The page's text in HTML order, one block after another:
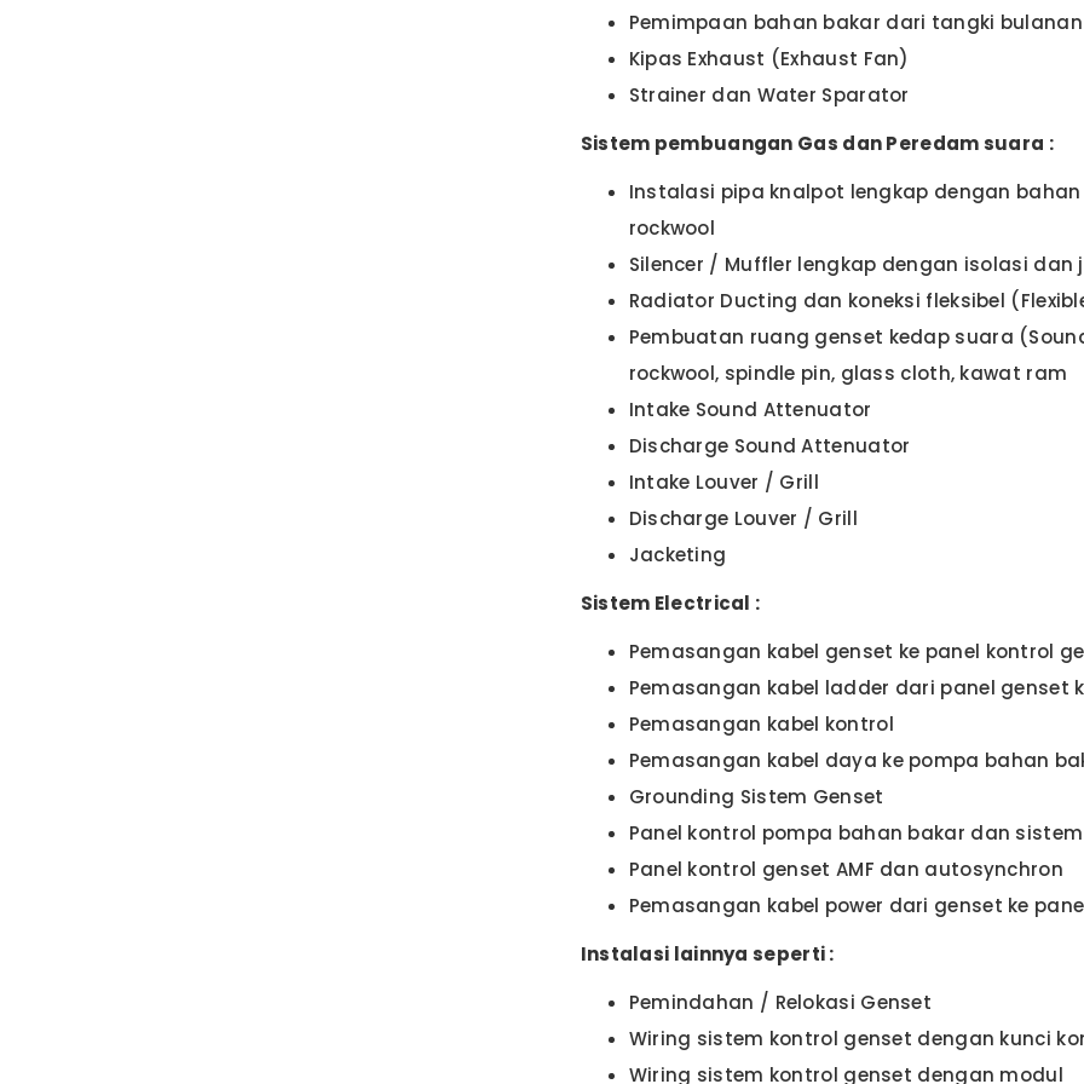
Pemimpaan bahan bakar dari tangki
Kipas Exhaust (Exhaust Fan)
Strainer dan Water Sparator
Sistem pembuangan Gas dan Peredam suara :
Instalasi pipa knalpot lengkap dengan
rockwool
Silencer / Muffler lengkap dengan isolasi dan
Radiator Ducting dan koneksi fleksibel
Pembuatan ruang genset kedap suara
rockwool, spindle pin, glass cloth, kawat ram
Intake Sound Attenuator
Discharge Sound Attenuator
Intake Louver / Grill
Discharge Louver / Grill
Jacketing
Sistem Electrical :
Pemasangan kabel genset ke panel kontrol
Pemasangan kabel ladder dari panel genset
Pemasangan kabel kontrol
Pemasangan kabel daya ke pompa bahan
Grounding Sistem Genset
Panel kontrol pompa bahan bakar dan
Panel kontrol genset AMF dan autosynchron
Pemasangan kabel power dari genset ke
Instalasi lainnya seperti :
Pemindahan / Relokasi Genset
Wiring sistem kontrol genset dengan kunci
Wiring sistem kontrol genset dengan modul